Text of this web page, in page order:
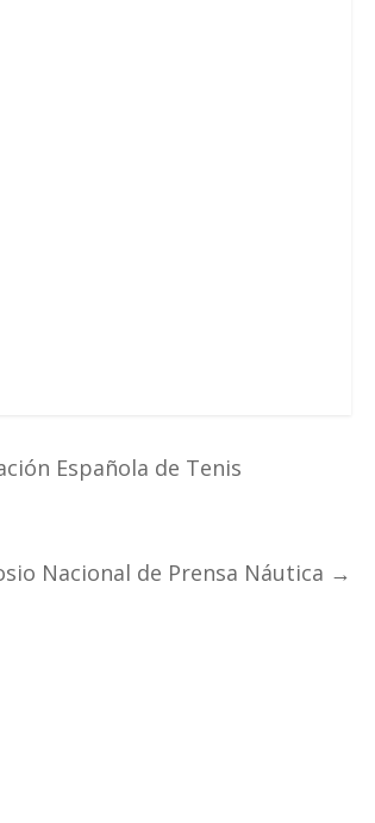
Española de Tenis
Nacional de Prensa Náutica →